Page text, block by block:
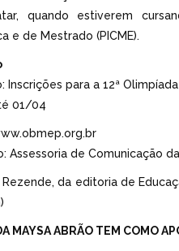
quando estiverem
e de Mestrado (PICME).
Inscrições para a 12ª
01/04
Assessoria de Comunicação
Rezende, da editoria de
MAYSA ABRÃO TEM COMO